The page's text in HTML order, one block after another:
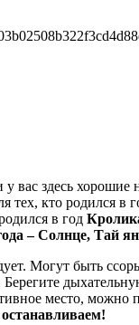
вас здесь хорошие
тех, кто родился в
в год
– Солнце, Тай ян
Могут быть
место, можно